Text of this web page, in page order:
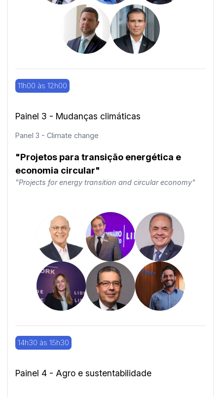
11h00 às 12h00
Painel 3 - Mudanças climáticas
Panel 3 - Climate change
"Projetos para transição energética e
economia circular"
"Projects for energy transition and circular economy"
14h30 às 15h30
Painel 4 - Agro e sustentabilidade